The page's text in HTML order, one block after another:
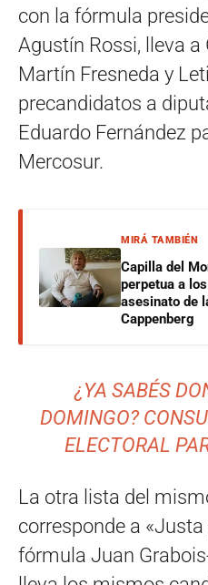
con la fórmula
Agustín Rossi, lleva a
Martín Fresneda y
precandidatos a
Eduardo Fernández
Mercosur.
MIRÁ TAMBIÉN
Capilla del
perpetua a
asesinato de
Cappenberg
¿YA SABÉS
DOMINGO?
ELECTORAL
La otra lista del
corresponde a
fórmula Juan